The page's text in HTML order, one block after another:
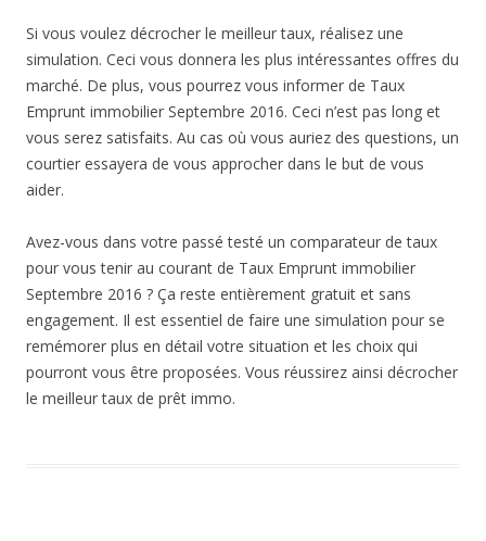
Si vous voulez décrocher le meilleur taux, réalisez une
simulation. Ceci vous donnera les plus intéressantes offres du
marché. De plus, vous pourrez vous informer de Taux
Emprunt immobilier Septembre 2016. Ceci n’est pas long et
vous serez satisfaits. Au cas où vous auriez des questions, un
courtier essayera de vous approcher dans le but de vous
aider.
Avez-vous dans votre passé testé un comparateur de taux
pour vous tenir au courant de Taux Emprunt immobilier
Septembre 2016 ? Ça reste entièrement gratuit et sans
engagement. Il est essentiel de faire une simulation pour se
remémorer plus en détail votre situation et les choix qui
pourront vous être proposées. Vous réussirez ainsi décrocher
le meilleur taux de prêt immo.